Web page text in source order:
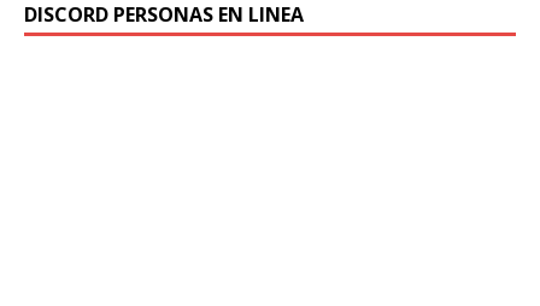
DISCORD PERSONAS EN LINEA